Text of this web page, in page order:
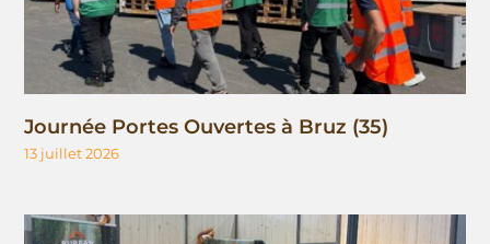
Journée Portes Ouvertes à Bruz (35)
13 juillet 2026